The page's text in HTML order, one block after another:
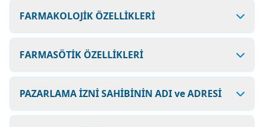
FARMAKOLOJİK ÖZELLİKLERİ
FARMASÖTİK ÖZELLİKLERİ
PAZARLAMA İZNİ SAHİBİNİN ADI ve ADRESİ